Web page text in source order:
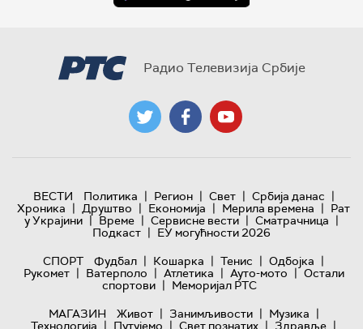
Радио Телевизија Србије
ВЕСТИ Политика | Регион | Свет | Србија данас |
Хроника | Друштво | Економија | Мерила времена | Рат
у Украјини | Време | Сервисне вести | Сматрачница |
Подкаст | ЕУ могућности 2026
СПОРТ
Фудбал | Кошарка | Тенис | Одбојка |
Рукомет | Ватерполо | Атлетика | Ауто-мото | Остали
спортови | Меморијал РТС
МАГАЗИН
Живот | Занимљивости | Музика |